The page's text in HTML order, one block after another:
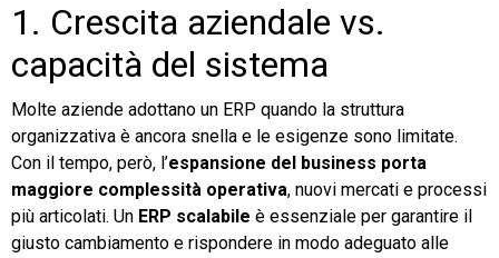
1. Crescita aziendale vs.
capacità del sistema
Molte aziende adottano un ERP quando la struttura
organizzativa è ancora snella e le esigenze sono limitate.
Con il tempo, però, l’espansione del business porta
maggiore complessità operativa, nuovi mercati e processi
più articolati. Un ERP scalabile è essenziale per garantire il
giusto cambiamento e rispondere in modo adeguato alle